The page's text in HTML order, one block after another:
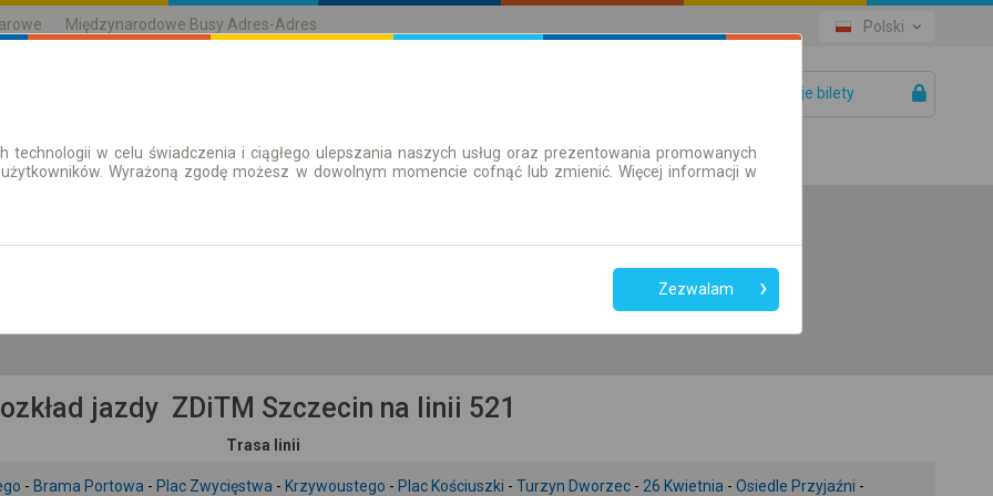
Międzynarodowe Busy Adres-Adres Polski
Twoje bilety
| Bilety Bilety okresowe
przesiadek
Tylko bilet online
jazdy ZDiTM Szczecin na linii 521
Trasa linii
- Brama Portowa - Plac Zwycięstwa - Krzywoustego - Plac Kościuszki - Turzyn Dworzec - 26 Kwietnia - Osiedle Przyjaźni -
technologii w celu świadczenia i ciągłego ulepszania naszych usług oraz prezentowania promowanych
Wyrażoną zgodę możesz w dowolnym momencie cofnąć lub zmienić. Więcej informacji w
Zezwalam